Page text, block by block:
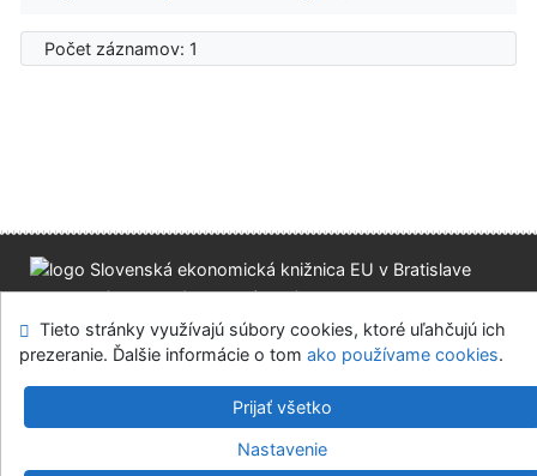
Počet záznamov: 1
Mapa stránok Prístupnosť
Súkromie
Modul OpenSearch
Napíšte nám Nastavenie cookies
Slovenská ekonomická knižnica EU v Bratislave
©1993-2026IPACv.4.8.63a-Cosmotron Slovakia, s.r.o.
Tieto stránky využívajú súbory cookies, ktoré uľahčujú ich
prezeranie. Ďalšie informácie o tom ako používame cookies.
Prijať všetko
Nastavenie